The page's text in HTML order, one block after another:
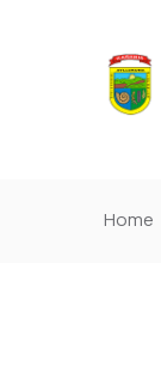
Home